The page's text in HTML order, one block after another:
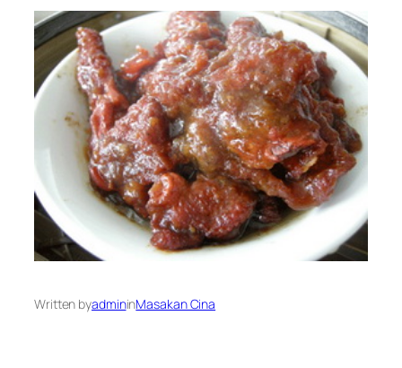
Written byadmininMasakan Cina